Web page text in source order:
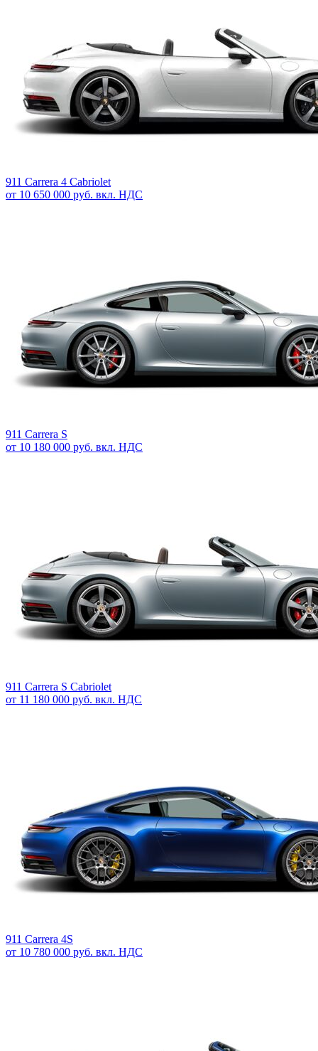
911 Carrera 4 Cabriolet
от 10 650 000 руб. вкл. НДС
911 Carrera S
от 10 180 000 руб. вкл. НДС
911 Carrera S Cabriolet
от 11 180 000 руб. вкл. НДС
911 Carrera 4S
от 10 780 000 руб. вкл. НДС